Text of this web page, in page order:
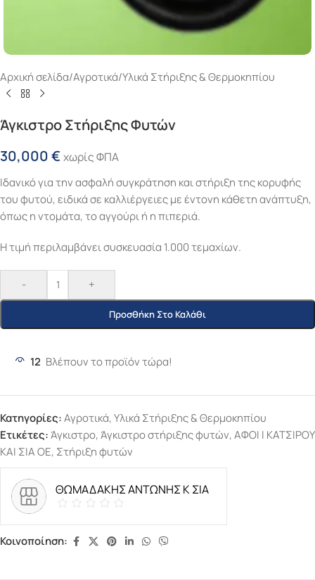
Αρχική σελίδα/Αγροτικά/Υλικά Στήριξης & Θερμοκηπίου
Άγκιστρο Στήριξης Φυτών
30,000€ χωρίς ΦΠΑ
Ιδανικό για την ασφαλή συγκράτηση και στήριξη της κορυφής
του φυτού, ειδικά σε καλλιέργειες με έντονη κάθετη ανάπτυξη,
όπως η ντομάτα, το αγγούρι ή η πιπεριά.
Η τιμή περιλαμβάνει συσκευασία 1.000 τεμαχίων.
- +
Προσθήκη Στο Καλάθι
12 Βλέπουν το προϊόν τώρα!
Κατηγορίες:Αγροτικά,Υλικά Στήριξης & Θερμοκηπίου
Ετικέτες:Άγκιστρο,Άγκιστρο στήριξης φυτών,ΑΦΟΙ Ι ΚΑΤΣΙΡΟΥ
ΚΑΙ ΣΙΑ ΟΕ, Στήριξη φυτών
ΘΩΜΑΔΑΚΗΣ ΑΝΤΩΝΗΣ Κ ΣΙΑ
Κοινοποίηση: